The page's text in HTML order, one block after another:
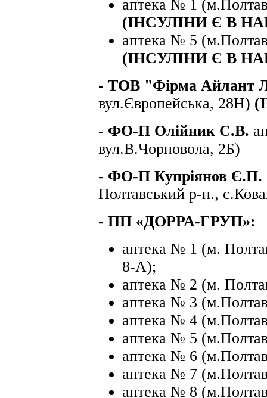
аптека № 1
(ІНСУЛІНИ Є В
аптека № 5
(ІНСУЛІНИ Є В
- ТОВ "Фірма Айлант
вул.Європейська, 28Н)
- ФО-П Олійник С.В.
вул.В.Чорновола, 2Б)
- ФО-П Купріянов Є.П.
Полтавський р-н.,
- ПП «ДОРРА-ГРУП»:
аптека № 1 (м.
8-А);
аптека № 2 (м.
аптека № 3
аптека № 4
аптека № 5
аптека № 6
аптека № 7
аптека № 8